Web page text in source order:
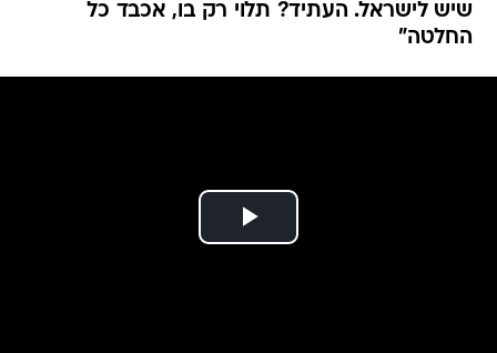
שיש לישראל. העתיד? תלוי רק בו, אכבד כל
החלטה"